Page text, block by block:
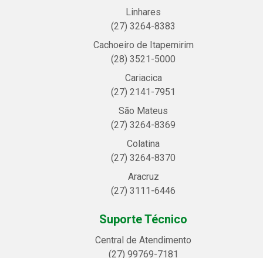
Linhares
(27) 3264-8383
Cachoeiro de Itapemirim
(28) 3521-5000
Cariacica
(27) 2141-7951
São Mateus
(27) 3264-8369
Colatina
(27) 3264-8370
Aracruz
(27) 3111-6446
Suporte Técnico
Central de Atendimento
(27) 99769-7181